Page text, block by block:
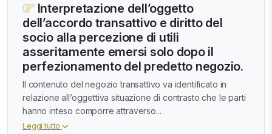
Interpretazione dell’oggetto
dell’accordo transattivo e diritto del
socio alla percezione di utili
asseritamente emersi solo dopo il
perfezionamento del predetto negozio.
Il contenuto del negozio transattivo va identificato in
relazione all’oggettiva situazione di contrasto che le parti
hanno inteso comporre attraverso...
Leggi tutto